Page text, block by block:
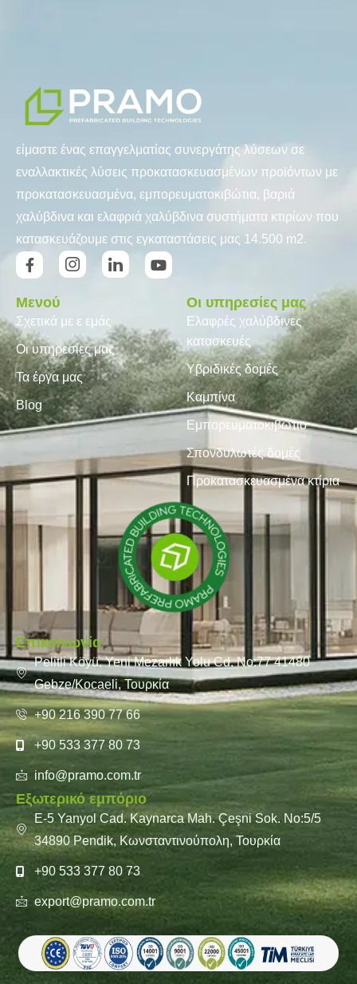
είμαστε ένας επαγγελματίας συνεργάτης λύσεων σε
εναλλακτικές λύσεις προκατασκευασμένων προϊόντων με
προκατασκευασμένα, εμπορευματοκιβώτια, βαριά
χαλύβδινα και ελαφριά χαλύβδινα συστήματα κτιρίων που
κατασκευάζουμε στις εγκαταστάσεις μας 14.500 m2.
Μενού
Σχετικά με ε εμάς
Οι υπηρεσίες μας
Τα έργα μας
Blog
Οι υπηρεσίες μας
Ελαφρές χαλύβδινες
κατασκευές
Υβριδικές δομές
Καμπίνα
Εμπορευματοκιβώτιο
Σπονδυλωτές δομές
Προκατασκευασμένα κτίρια
Επικοινωνία
Pelitli Köyü, Yeni Mezarlık Yolu Cd. No:77 41480
Gebze/Kocaeli, Τουρκία
+90 216 390 77 66
+90 533 377 80 73
info@pramo.com.tr
Εξωτερικό εμπόριο
E-5 Yanyol Cad. Kaynarca Mah. Çeşni Sok. No:5/5
34890 Pendik, Κωνσταντινούπολη, Τουρκία
+90 533 377 80 73
export@pramo.com.tr